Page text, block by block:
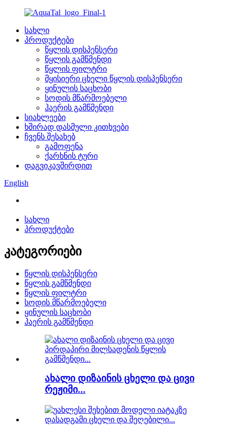
სახლი
პროდუქტები
წყლის დისპენსერი
წყლის გამწმენდი
წყლის ფილტრი
მყისიერი ცხელი წყლის დისპენსერი
ყინულის საცხობი
სოდის მწარმოებელი
ჰაერის გამწმენდი
სიახლეები
ხშირად დასმული კითხვები
ჩვენს შესახებ
გამოფენა
ქარხნის ტური
დაგვიკავშირდით
English
სახლი
პროდუქტები
კატეგორიები
წყლის დისპენსერი
წყლის გამწმენდი
წყლის ფილტრი
სოდის მწარმოებელი
ყინულის საცხობი
ჰაერის გამწმენდი
ახალი დიზაინის ცხელი და ცივი
რეჟიმი...